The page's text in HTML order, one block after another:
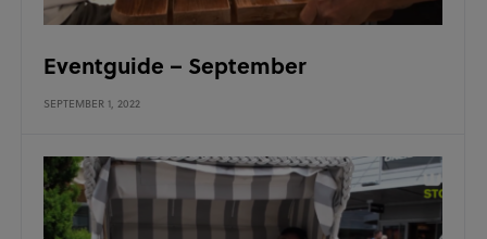
Eventguide – September
SEPTEMBER 1, 2022